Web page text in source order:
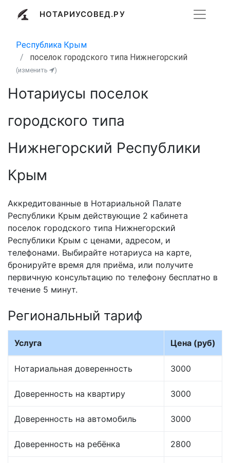
НОТАРИУСОВЕД.РУ
Республика Крым
поселок городского типа Нижнегорский
(изменить )
Нотариусы поселок
городского типа
Нижнегорский Республики
Крым
Аккредитованные в Нотариальной Палате
Республики Крым действующие 2 кабинета
поселок городского типа Нижнегорский
Республики Крым с ценами, адресом, и
телефонами. Выбирайте нотариуса на карте,
бронируйте время для приёма, или получите
первичную консультацию по телефону бесплатно в
течение 5 минут.
Региональный тариф
Услуга Цена (руб)
Нотариальная доверенность 3000
Доверенность на квартиру 3000
Доверенность на автомобиль 3000
Доверенность на ребёнка 2800